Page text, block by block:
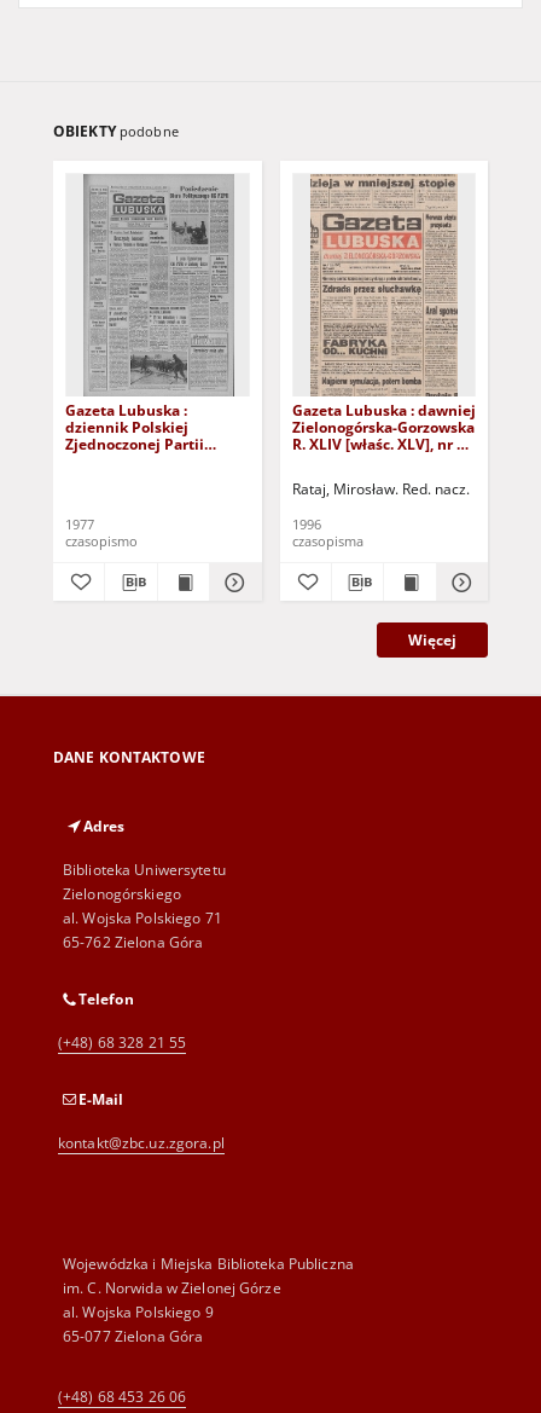
OBIEKTY podobne
Gazeta Lubuska :
dziennik Polskiej
Zjednoczonej Partii
1977
czasopismo
Gazeta Lubuska : dawniej
Zielonogórska-Gorzowska
R. XLIV [właśc. XLV], nr 52
Rataj, Mirosław. Red. nacz.
1996
czasopisma
Więcej
DANE KONTAKTOWE
Adres
Biblioteka Uniwersytetu
Zielonogórskiego
al. Wojska Polskiego 71
65-762 Zielona Góra
Telefon
(+48) 68 328 21 55
E-Mail
kontakt@zbc.uz.zgora.pl
Wojewódzka i Miejska Biblioteka Publiczna
im. C. Norwida w Zielonej Górze
al. Wojska Polskiego 9
65-077 Zielona Góra
(+48) 68 453 26 06